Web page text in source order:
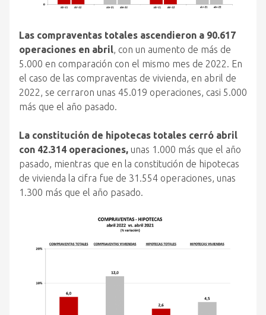
Las compraventas totales ascendieron a 90.617
operaciones en abril, con un aumento de más de
5.000 en comparación con el mismo mes de 2022. En
el caso de las compraventas de vivienda, en abril de
2022, se cerraron unas 45.019 operaciones, casi 5.000
más que el año pasado.
La constitución de hipotecas totales cerró abril
con 42.314 operaciones, unas 1.000 más que el año
pasado, mientras que en la constitución de hipotecas
de vivienda la cifra fue de 31.554 operaciones, unas
1.300 más que el año pasado.